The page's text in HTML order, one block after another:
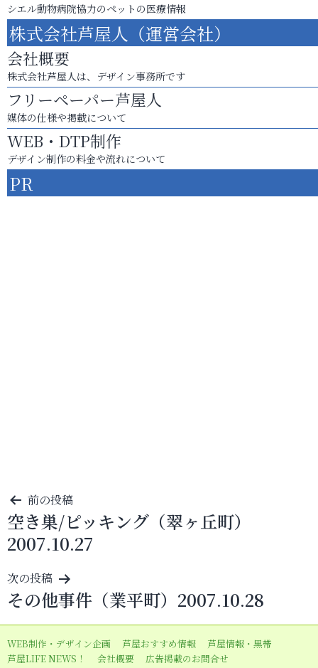
シエル動物病院協力のペットの医療情報
株式会社芦屋人（運営会社）
会社概要
株式会社芦屋人は、デザイン事務所です
フリーペーパー芦屋人
媒体の仕様や掲載について
WEB・DTP制作
デザイン制作の料金や流れについて
PR
投
稿
ナ
ビ
ゲ
ー
シ
ョ
前の投稿
空き巣/ピッキング（翠ヶ丘町）
2007.10.27
次の投稿
その他事件（業平町）2007.10.28
WEB制作・デザイン企画 芦屋おすすめ情報
芦屋情報・黒帯
芦屋LIFE NEWS！
会社概要 広告掲載のお問合せ